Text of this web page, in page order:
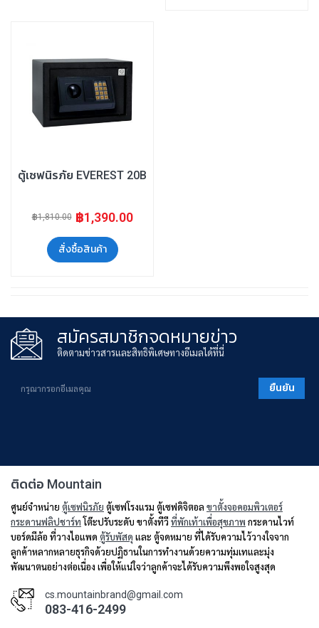
ตู้เซฟนิรภัย EVEREST 20B
฿1,390.00
฿1,810.00
สั่งซื้อสินค้า
สมัครสมาชิกจดหมายข่าว
ติดตามข่าวสารและสิทธิพิเศษทางอีเมลได้ที่นี่
ยืนยัน
ติดต่อ Mountain
ศูนย์จำหน่าย ตู้เซฟนิรภัย ตู้เซฟโรงแรม ตู้เซฟดิจิตอล ขาตั้งจอคอมพิวเตอร์
กระดานฟลิปชาร์ทโต๊ะปรับระดับ ขาตั้งทีวี ที่พักเท้าเพื่อสุขภาพ กระดานไวท์
บอร์ดมีล้อ ที่วางไอแพด ตู้รับพัสดุ และ ตู้จดหมาย ที่ได้รับความไว้วางใจจาก
ลูกค้าหลากหลายธุรกิจด้วยปฏิธานในการทำงานด้วยความทุ่มเทและมุ่ง
พัฒนาตนอย่างต่อเนื่อง เพื่อให้แน่ใจว่าลูกค้าจะได้รับความพึงพอใจสูงสุด
cs.mountainbrand@gmail.com
083-416-2499